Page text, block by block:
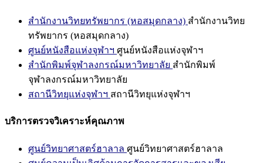
สำนักงานวิทยทรัพยากร (หอสมุดกลาง) สำนักงานวิทย
ทรัพยากร (หอสมุดกลาง)
ศูนย์หนังสือแห่งจุฬาฯ ศูนย์หนังสือแห่งจุฬาฯ
สำนักพิมพ์จุฬาลงกรณ์มหาวิทยาลัย สำนักพิมพ์
จุฬาลงกรณ์มหาวิทยาลัย
สถานีวิทยุแห่งจุฬาฯ สถานีวิทยุแห่งจุฬาฯ
บริการตรวจวิเคราะห์คุณภาพ
ศูนย์วิทยาศาสตร์ฮาลาล ศูนย์วิทยาศาสตร์ฮาลาล